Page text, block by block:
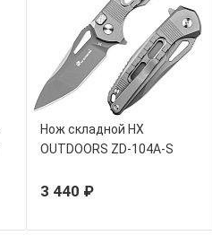
Нож складной HX
OUTDOORS ZD-104A-S
3 440 ₽